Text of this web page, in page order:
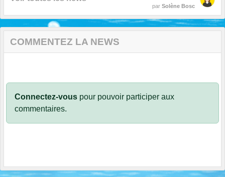
par Solène Bosc
COMMENTEZ LA NEWS
Connectez-vous pour pouvoir participer aux
commentaires.